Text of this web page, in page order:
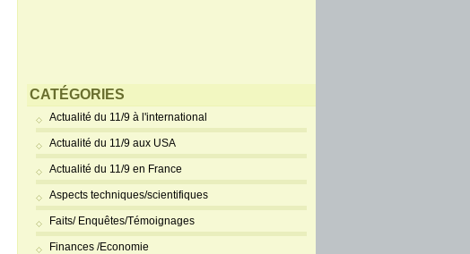
CATÉGORIES
Actualité du 11/9 à l'international
Actualité du 11/9 aux USA
Actualité du 11/9 en France
Aspects techniques/scientifiques
Faits/ Enquêtes/Témoignages
Finances /Economie